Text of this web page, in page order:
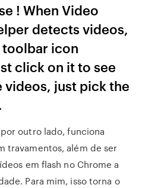
! When Video
detects videos,
icon
click on it to see
videos, just pick the
outro lado, funciona
travamentos, além de ser
em flash no Chrome a
Para mim, isso torna o